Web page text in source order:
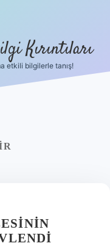
Kırıntıları
etkili bilgilerle tanış!